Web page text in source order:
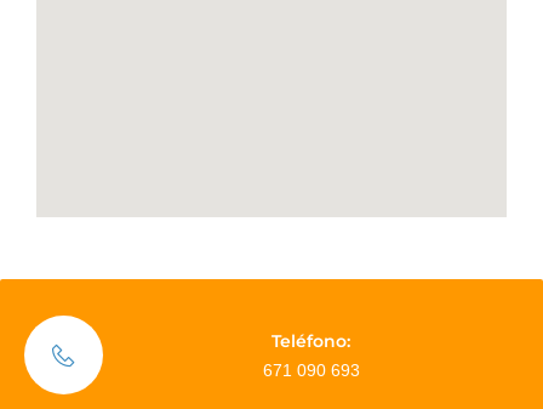
Teléfono:
671 090 693